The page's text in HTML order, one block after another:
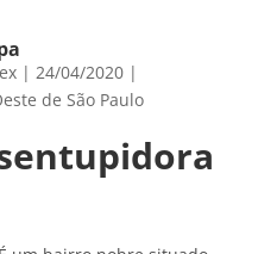
| 24/04/2020|
de São Paulo